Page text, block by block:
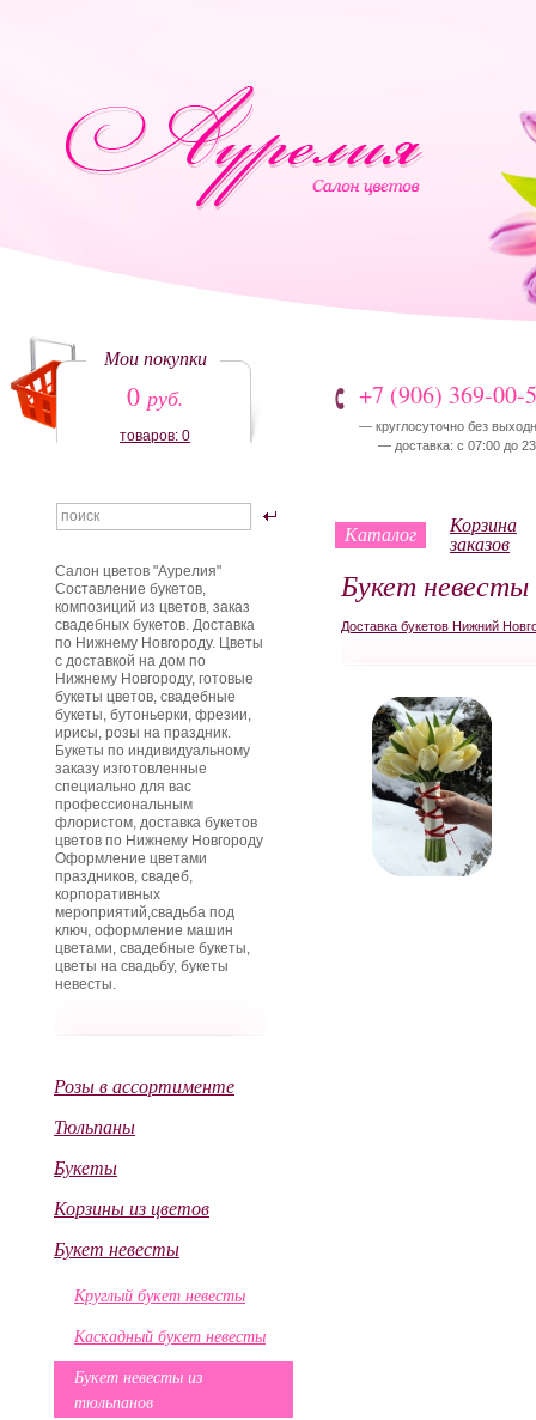
Мои покупки
0 руб.
товаров: 0
+7 (906) 369-00-
— круглосуточно без
— доставка: с 07:00 до
Каталог Корзина
заказов
Букет
Доставка букетов Нижний
Салон цветов "Аурелия"
Составление букетов,
композиций из цветов, заказ
свадебных букетов. Доставка
по Нижнему Новгороду. Цветы
с доставкой на дом по
Нижнему Новгороду, готовые
букеты цветов, свадебные
букеты, бутоньерки, фрезии,
ирисы, розы на праздник.
Букеты по индивидуальному
заказу изготовленные
специально для вас
профессиональным
флористом, доставка букетов
цветов по Нижнему Новгороду
Оформление цветами
праздников, свадеб,
корпоративных
мероприятий,свадьба под
ключ, оформление машин
цветами, свадебные букеты,
цветы на свадьбу, букеты
невесты.
Розы в ассортименте
Тюльпаны
Букеты
Корзины из цветов
Букет невесты
Круглый букет невесты
Каскадный букет невесты
Букет невесты из
тюльпанов